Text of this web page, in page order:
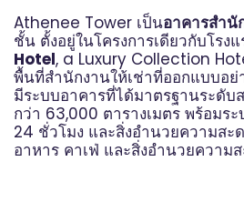
Athenee Tower เป็นอาคารสำนั
ชั้น ตั้งอยู่ในโครงการเดียวกับโรงแ
Hotel, a Luxury Collection
พื้นที่สำนักงานให้เช่าที่ออกแบบอย่
มีระบบอาคารที่ได้มาตรฐานระดับ
กว่า 63,000 ตารางเมตร พร้อมร
24 ชั่วโมง และสิ่งอำนวยความสะ
อาหาร คาเฟ่ และสิ่งอำนวยความ